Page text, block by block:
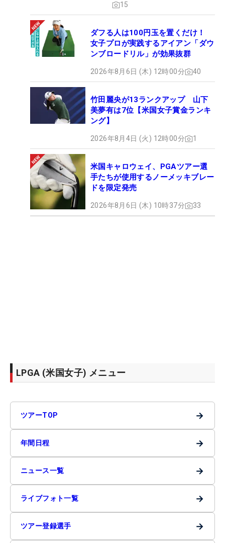
15
ダフる人は100円玉を置くだけ！
女子プロが実践するアイアン「ダウ
ンブロードリル」が効果抜群
2026年8月6日 (木) 12時00分 40
竹田麗央が13ランクアップ 山下
美夢有は7位【米国女子賞金ランキ
ング】
2026年8月4日 (火) 12時00分 1
米国キャロウェイ、PGAツアー選
手たちが使用するノーメッキブレー
ドを限定発売
2026年8月6日 (木) 10時37分 33
LPGA (米国女子) メニュー
ツアーTOP →
年間日程 →
ニュース一覧 →
ライブフォト一覧 →
ツアー登録選手 →